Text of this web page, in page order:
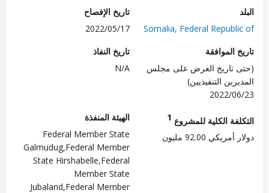
Somalia, Federal
تاريخ الإفصاح
2022/05/17
الموافقة
تاريخ العرض على مجلس
التنفيذيين)
2022/
تاريخ النفاذ
N/A
الكلية للمشروع1
92.00 مليون
الهيئة المنفذة
Federal Member State
Galmudug,Federal Member
State Hirshabelle,Federal
Member State
Jubaland,Federal Member